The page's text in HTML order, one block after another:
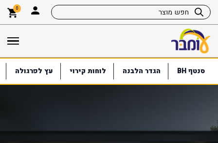
0
סנטף BH הגדר הלבנה לוחות קירוי עץ לפרגולה